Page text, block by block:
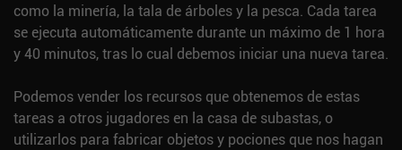
como la minería, la tala de árboles y la pesca. Cada tarea
se ejecuta automáticamente durante un máximo de 1 hora
y 40 minutos, tras lo cual debemos iniciar una nueva tarea.
Podemos vender los recursos que obtenemos de estas
tareas a otros jugadores en la casa de subastas, o
utilizarlos para fabricar objetos y pociones que nos hagan